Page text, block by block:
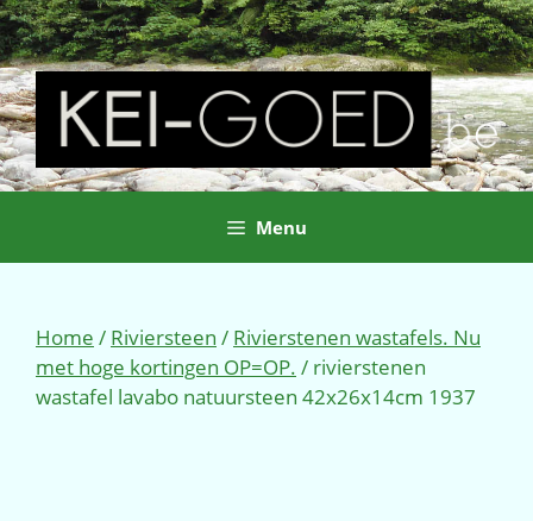
Ga
naar
de
inhoud
Menu
Home / Riviersteen / Rivierstenen wastafels. Nu
met hoge kortingen OP=OP. / rivierstenen
wastafel lavabo natuursteen 42x26x14cm 1937